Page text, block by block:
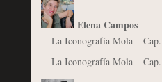
Elena Campos
La Iconografía Mola –
La Iconografía Mola –